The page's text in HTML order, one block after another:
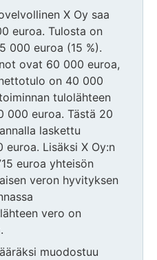
X Oy saa
euroa. Tulosta on
000 euroa (15 %).
ovat 60 000 euroa,
on 40 000
tulolähteen
000 euroa. Tästä 20
laskettu
Lisäksi X Oy:n
euroa yhteisön
veron hyvityksen
vero on
muodostuu